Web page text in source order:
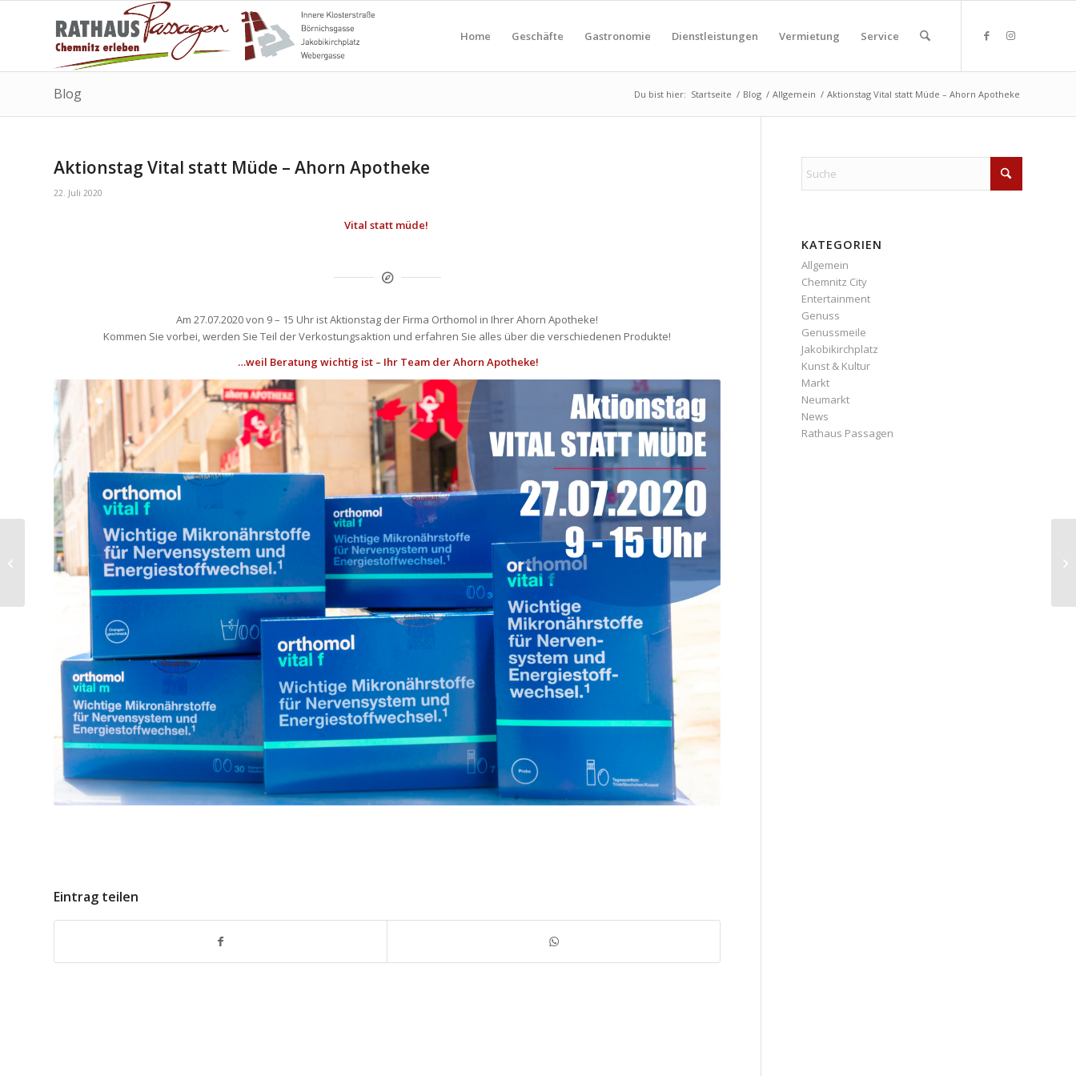
Home Geschäfte Gastronomie Dienstleistungen Vermietung Service
Blog Du bist hier: Startseite / Blog / Allgemein / Aktionstag Vital statt Müde – Ahorn Apotheke
Aktionstag Vital statt Müde – Ahorn Apotheke
22. Juli 2020
Vital statt müde!
Am 27.07.2020 von 9 – 15 Uhr ist Aktionstag der Firma Orthomol in Ihrer Ahorn Apotheke!
Kommen Sie vorbei, werden Sie Teil der Verkostungsaktion und erfahren Sie alles über die verschiedenen Produkte!
…weil Beratung wichtig ist – Ihr Team der Ahorn Apotheke!
Eintrag teilen
KATEGORIEN
Allgemein
Chemnitz City
Entertainment
Genuss
Genussmeile
Jakobikirchplatz
Kunst & Kultur
Markt
Neumarkt
News
Rathaus Passagen
POP-UP Store:
Kuschelträume